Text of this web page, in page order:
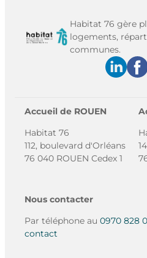
Habitat 76 gère
logements,
communes.
Accueil de ROUEN
Habitat 76
112, boulevard d'Orléans
76 040 ROUEN Cedex 1
Nous contacter
Par téléphone au 0970 828
contact